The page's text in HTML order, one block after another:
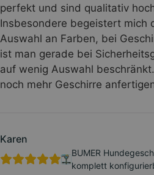
perfekt und sind qualitativ
Insbesondere begeistert mich
Auswahl an Farben, bei
ist man gerade bei
auf wenig Auswahl
noch mehr Geschirre
Karen
BUMER
komplett